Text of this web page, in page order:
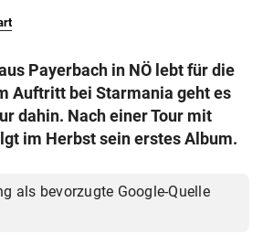
Payerbach in NÖ lebt für die
Auftritt bei Starmania geht es
dahin. Nach einer Tour mit
im Herbst sein erstes Album.
als bevorzugte Google-Quelle